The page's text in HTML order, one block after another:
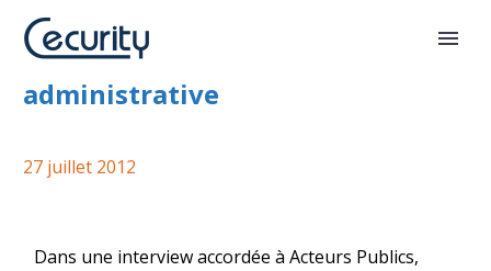
Les limites de l’informatisation
administrative
27 juillet 2012
Dans une interview accordée à Acteurs Publics,